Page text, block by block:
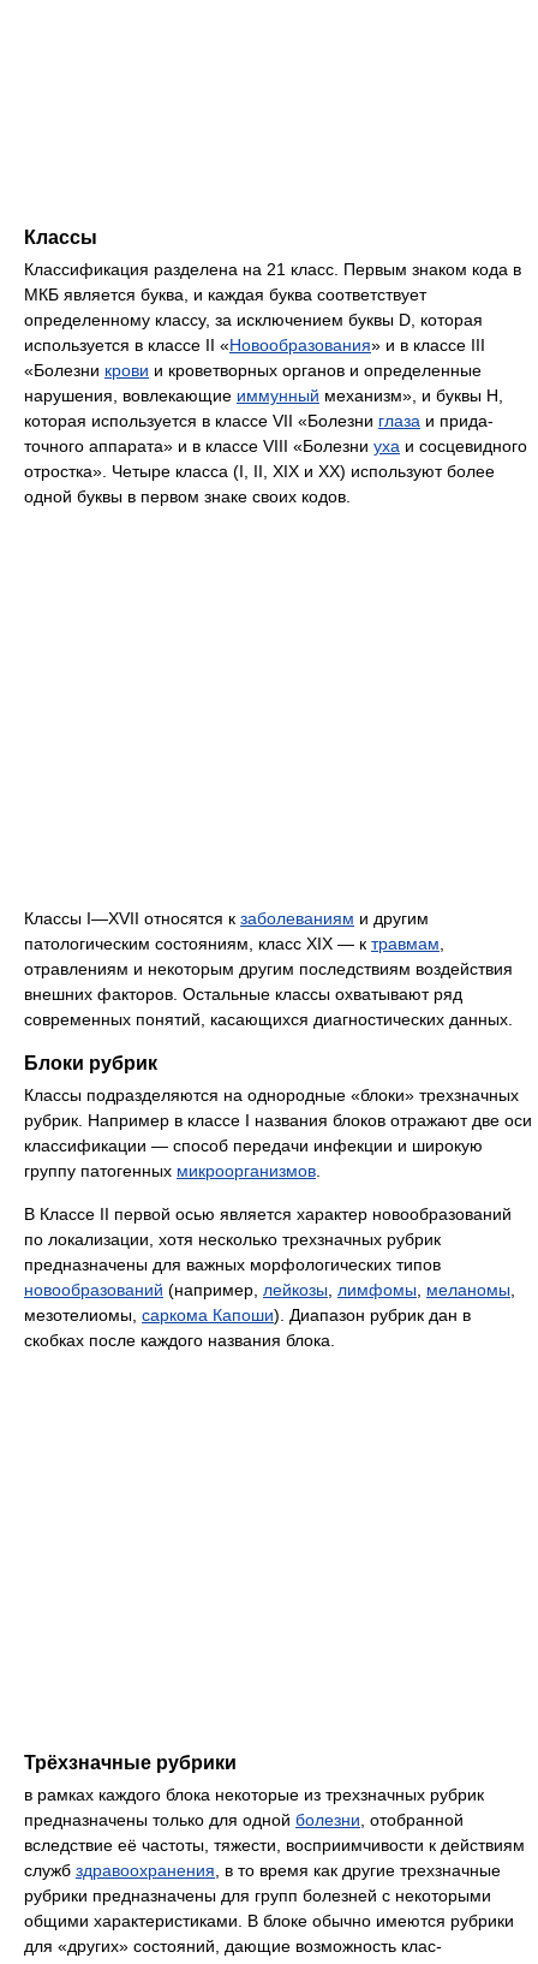
Классы
Классификация разделена на 21 класс. Первым знаком кода в
МКБ является буква, и каждая буква соответствует
определенному классу, за исключением буквы D, которая
используется в классе II «Новооб­разования» и в классе III
«Болезни крови и кроветворных органов и определенные
нарушения, вовлекающие иммунный механизм», и буквы H,
которая используется в классе VII «Болезни глаза и прида­
точного аппарата» и в классе VIII «Болезни уха и сосцевидного
отростка». Четыре класса (I, II, XIX и ХХ) используют более
одной буквы в первом знаке своих кодов.
Классы I—XVII относятся к заболеваниям и другим
патологическим состояниям, класс XIX — к травмам
отравлениям и некоторым другим последствиям воздействия
внешних факторов. Остальные классы охватывают ряд
современных понятий, касающихся диагностических данных.
Блоки рубрик
Классы подразделяются на однородные «блоки» трехзначных
рубрик. Например в классе I названия блоков отражают две оси
классификации — спо­соб передачи инфекции и широкую
группу патогенных микроорганиз­мов
В Классе II первой осью является характер новообразований
по локализации, хотя несколько трехзначных рубрик
предназначены для важных морфологических типов
новообразований (например, лейкозы лимфомы меланомы
мезотелиомы, саркома Капоши). Диапазон рубрик дан в
скобках после каждого названия блока.
Трёхзначные рубрики
в рамках каждого блока некоторые из трехзначных рубрик
предназна­чены только для одной болезни , отобранной
вследствие её частоты, тяжести, восприимчивости к действиям
служб здравоохранения , в то время как другие трехзначные
рубрики предназначены для групп бо­лезней с некоторыми
общими характеристиками. В блоке обычно имеются рубрики
для «других» состояний, дающие возможность клас­